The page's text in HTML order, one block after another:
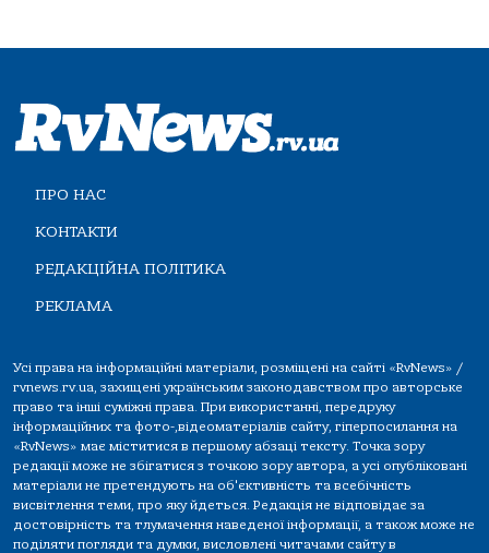
ПРО НАС
КОНТАКТИ
РЕДАКЦІЙНА ПОЛІТИКА
РЕКЛАМА
Усі права на інформаційні матеріали, розміщені на сайті «RvNews» /
rvnews.rv.ua, захищені українським законодавством про авторське
право та інші суміжні права. При використанні, передруку
інформаційних та фото-,відеоматеріалів сайту, гіперпосилання на
«RvNews» має міститися в першому абзаці тексту. Точка зору
редакції може не збігатися з точкою зору автора, а усі опубліковані
матеріали не претендують на об'єктивність та всебічність
висвітлення теми, про яку йдеться. Редакція не відповідає за
достовірність та тлумачення наведеної інформації, а також може не
поділяти погляди та думки, висловлені читачами сайту в